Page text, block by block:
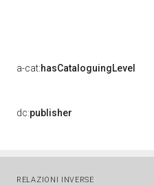
a-cat:hasCataloguingLevel
dc:publisher
RELAZIONI INVERSE